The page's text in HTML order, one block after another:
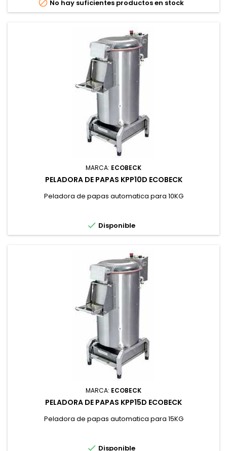
 No hay suficientes productos en stock
MARCA: ECOBECK
PELADORA DE PAPAS KPP10D ECOBECK
Peladora de papas automatica para 10KG
 Disponible
MARCA: ECOBECK
PELADORA DE PAPAS KPP15D ECOBECK
Peladora de papas automatica para 15KG
 Disponible